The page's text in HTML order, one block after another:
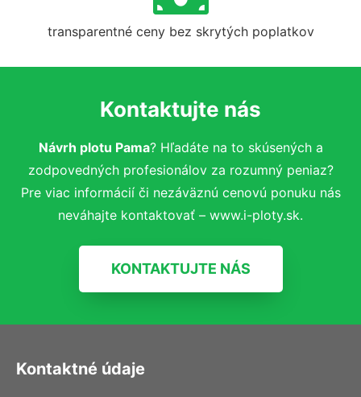
transparentné ceny bez skrytých poplatkov
Kontaktujte nás
Návrh plotu Pama? Hľadáte na to skúsených a
zodpovedných profesionálov za rozumný peniaz?
Pre viac informácií či nezáväznú cenovú ponuku nás
neváhajte kontaktovať – www.i-ploty.sk.
KONTAKTUJTE NÁS
Kontaktné údaje